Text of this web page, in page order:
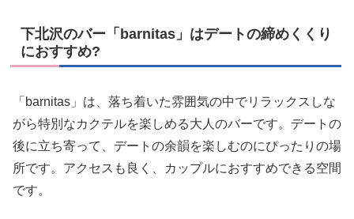
下北沢のバー「barnitas」はデートの締めくくり
におすすめ?
「barnitas」は、落ち着いた雰囲気の中でリラックスしな
がら特別なカクテルを楽しめる大人のバーです。デートの
後に立ち寄って、デートの余韻を楽しむのにぴったりの場
所です。アクセスも良く、カップルにおすすめできる空間
です。